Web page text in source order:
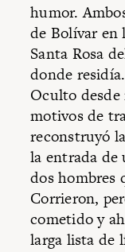
humor.
de Bolívar en
Santa Rosa
donde
Oculto
motivos de
reconstruyó
la entrada de
dos hombres
Corrieron,
cometido y
larga lista de